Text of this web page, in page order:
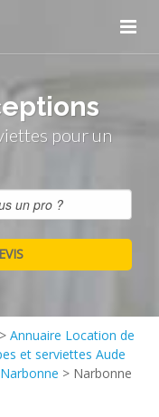
pour un
> Annuaire Location de
et serviettes Aude
> Narbonne